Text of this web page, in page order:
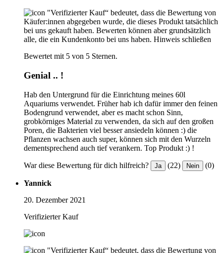
"Verifizierter Kauf“ bedeutet, dass die Bewertung von
Käufer:innen abgegeben wurde, die dieses Produkt tatsächlich
bei uns gekauft haben. Bewerten können aber grundsätzlich
alle, die ein Kundenkonto bei uns haben. Hinweis schließen
Bewertet mit 5 von 5 Sternen.
Genial .. !
Hab den Untergrund für die Einrichtung meines 60l
Aquariums verwendet. Früher hab ich dafür immer den feinen
Bodengrund verwendet, aber es macht schon Sinn,
grobkörniges Material zu verwenden, da sich auf den großen
Poren, die Bakterien viel besser ansiedeln können :) die
Pflanzen wachsen auch super, können sich mit den Wurzeln
dementsprechend auch tief verankern. Top Produkt :) !
War diese Bewertung für dich hilfreich? Ja (22) Nein (0)
Yannick
20. Dezember 2021
Verifizierter Kauf
"Verifizierter Kauf“ bedeutet, dass die Bewertung von